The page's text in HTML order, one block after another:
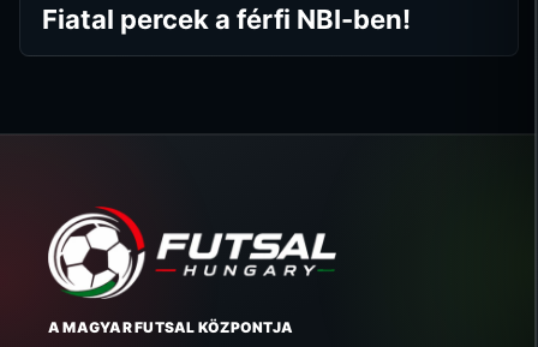
Fiatal percek a férfi NBI-ben!
A MAGYAR FUTSAL KÖZPONTJA